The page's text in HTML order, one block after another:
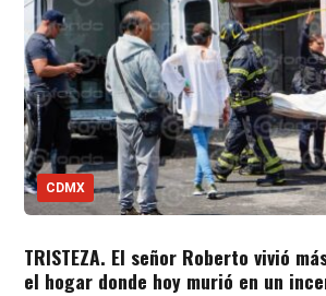
CDMX
TRISTEZA. El señor Roberto vivió
el hogar donde hoy murió en un